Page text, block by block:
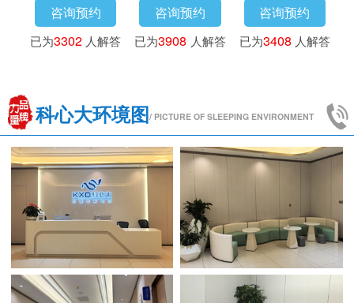
咨询预约
已为3302人解答
咨询预约
已为3908人解答
咨询预约
已为3408人解答
科心大环境图/ PICTURE OF SLEEPING ENVIRONMENT